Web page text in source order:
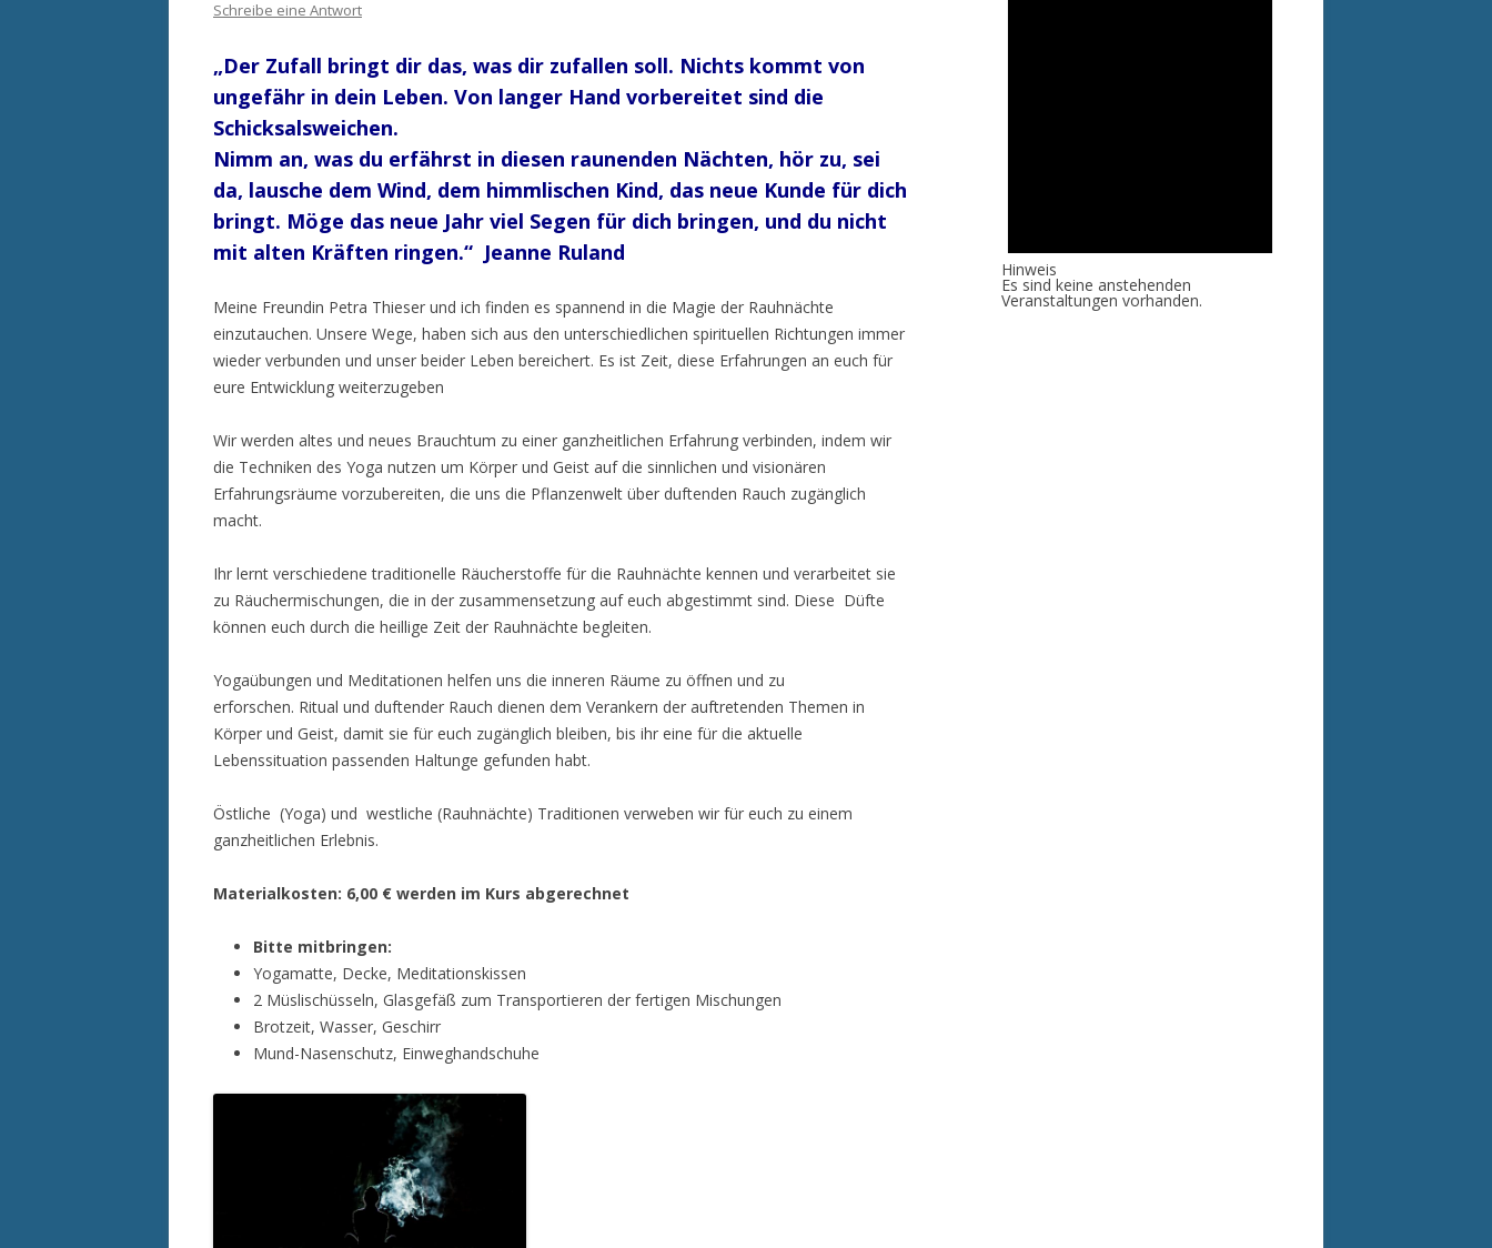
DER KRÄFTE
DÜFTE AUS DEM ORIENT
INDIANER AMERIKAS
RAUHNÄCHTE
Schreibe eine Antwort
„Der Zufall bringt dir das, was dir zufallen soll. Nichts kommt von
ungefähr in dein Leben. Von langer Hand vorbereitet sind die
Schicksalsweichen.
Nimm an, was du erfährst in diesen raunenden Nächten, hör zu, sei
da, lausche dem Wind, dem himmlischen Kind, das neue Kunde für dich
bringt. Möge das neue Jahr viel Segen für dich bringen, und du nicht
mit alten Kräften ringen.“ Jeanne Ruland
Meine Freundin Petra Thieser und ich finden es spannend in die Magie der Rauhnächte
einzutauchen. Unsere Wege, haben sich aus den unterschiedlichen spirituellen Richtungen immer
wieder verbunden und unser beider Leben bereichert. Es ist Zeit, diese Erfahrungen an euch für
eure Entwicklung weiterzugeben
Wir werden altes und neues Brauchtum zu einer ganzheitlichen Erfahrung verbinden, indem wir
die Techniken des Yoga nutzen um Körper und Geist auf die sinnlichen und visionären
Erfahrungsräume vorzubereiten, die uns die Pflanzenwelt über duftenden Rauch zugänglich
macht.
Ihr lernt verschiedene traditionelle Räucherstoffe für die Rauhnächte kennen und verarbeitet sie
zu Räuchermischungen, die in der zusammensetzung auf euch abgestimmt sind. Diese Düfte
können euch durch die heillige Zeit der Rauhnächte begleiten.
Yogaübungen und Meditationen helfen uns die inneren Räume zu öffnen und zu
erforschen. Ritual und duftender Rauch dienen dem Verankern der auftretenden Themen in
Körper und Geist, damit sie für euch zugänglich bleiben, bis ihr eine für die aktuelle
Lebenssituation passenden Haltunge gefunden habt.
Östliche (Yoga) und westliche (Rauhnächte) Traditionen verweben wir für euch zu einem
ganzheitlichen Erlebnis.
Materialkosten: 6,00 € werden im Kurs abgerechnet
Bitte mitbringen:
Yogamatte, Decke, Meditationskissen
2 Müslischüsseln, Glasgefäß zum Transportieren der fertigen Mischungen
Brotzeit, Wasser, Geschirr
Mund-Nasenschutz, Einweghandschuhe
Hinweis
Es sind keine anstehenden
Veranstaltungen vorhanden.